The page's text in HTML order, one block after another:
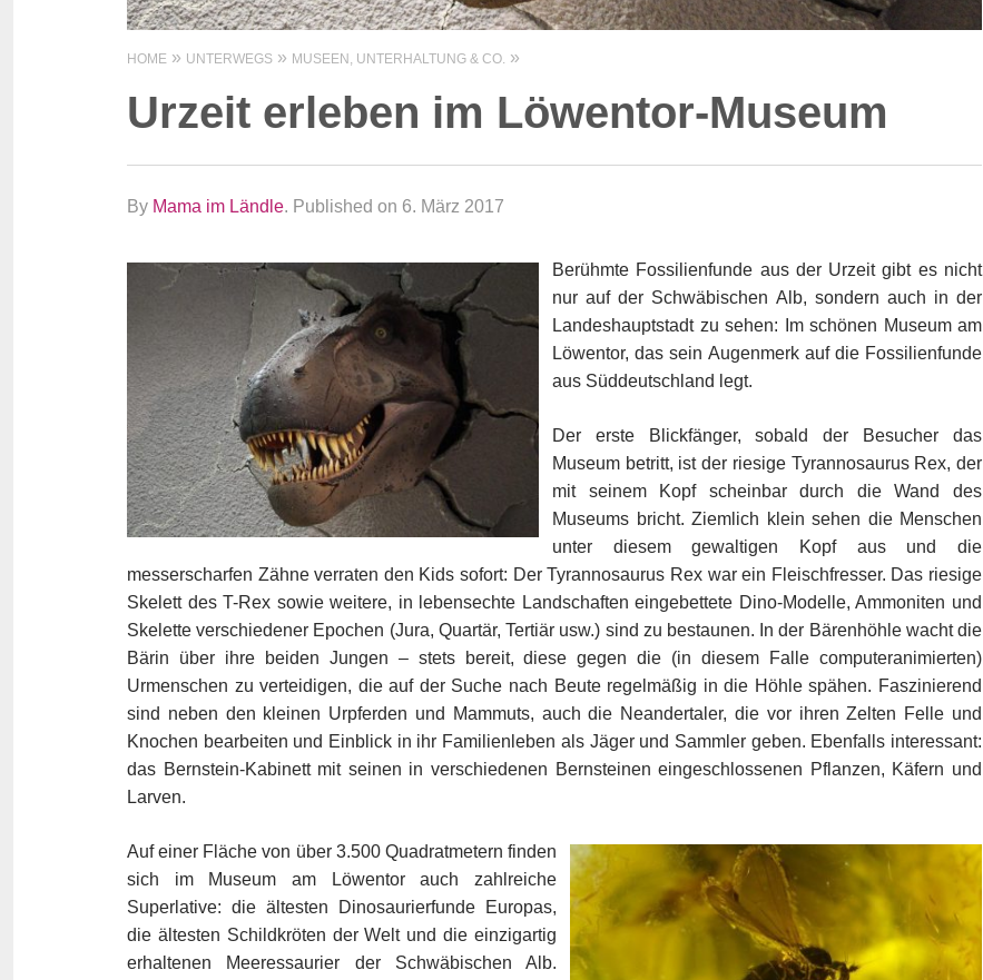
HOME UNTERWEGS MUSEEN, UNTERHALTUNG & CO.
Urzeit erleben im Löwentor-Museum
By Mama im Ländle. Published on 6. März 2017
Berühmte Fossilienfunde aus der Urzeit gibt es nicht
nur auf der Schwäbischen Alb, sondern auch in der
Landeshauptstadt zu sehen: Im schönen Museum am
Löwentor, das sein Augenmerk auf die Fossilienfunde
aus Süddeutschland legt.
Der erste Blickfänger, sobald der Besucher das
Museum betritt, ist der riesige Tyrannosaurus Rex, der
mit seinem Kopf scheinbar durch die Wand des
Museums bricht. Ziemlich klein sehen die Menschen
unter diesem gewaltigen Kopf aus und die
messerscharfen Zähne verraten den Kids sofort: Der Tyrannosaurus Rex war ein Fleischfresser. Das riesige
Skelett des T-Rex sowie weitere, in lebensechte Landschaften eingebettete Dino-Modelle, Ammoniten und
Skelette verschiedener Epochen (Jura, Quartär, Tertiär usw.) sind zu bestaunen. In der Bärenhöhle wacht die
Bärin über ihre beiden Jungen – stets bereit, diese gegen die (in diesem Falle computeranimierten)
Urmenschen zu verteidigen, die auf der Suche nach Beute regelmäßig in die Höhle spähen. Faszinierend
sind neben den kleinen Urpferden und Mammuts, auch die Neandertaler, die vor ihren Zelten Felle und
Knochen bearbeiten und Einblick in ihr Familienleben als Jäger und Sammler geben. Ebenfalls interessant:
das Bernstein-Kabinett mit seinen in verschiedenen Bernsteinen eingeschlossenen Pflanzen, Käfern und
Larven.
Auf einer Fläche von über 3.500 Quadratmetern finden
sich im Museum am Löwentor auch zahlreiche
Superlative: die ältesten Dinosaurierfunde Europas,
die ältesten Schildkröten der Welt und die einzigartig
erhaltenen Meeressaurier der Schwäbischen Alb.